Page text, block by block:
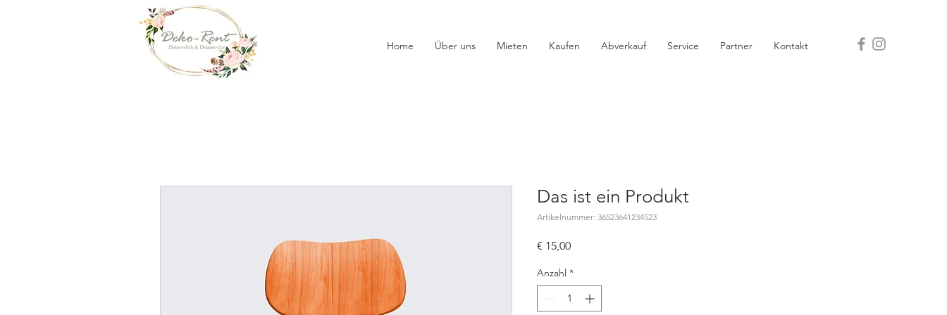
Home Über uns Mieten Kaufen Abverkauf Service Partner Kontakt
Das ist ein Produkt
Artikelnummer: 36523641234523
€ 15,00Preis
Anzahl *